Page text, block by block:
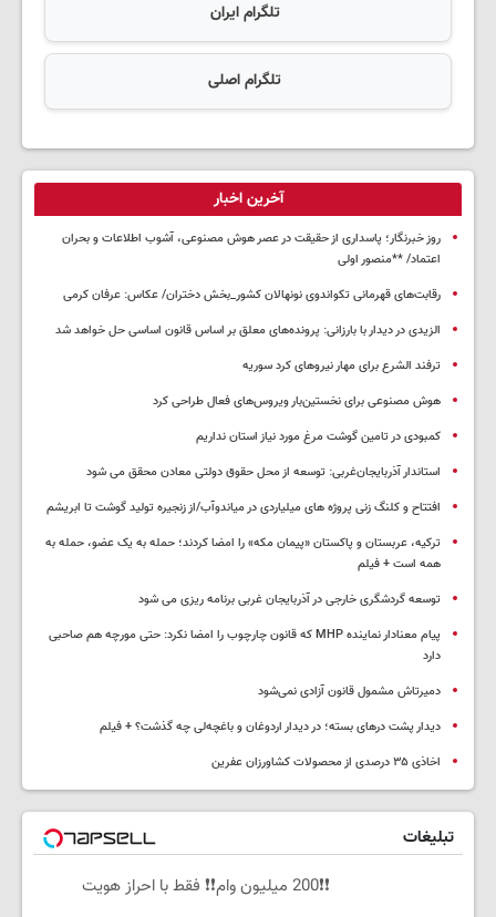
تلگرام ایران
تلگرام اصلی
آخرین اخبار
روز خبرنگار؛ پاسداری از حقیقت در عصر هوش مصنوعی، آشوب اطلاعات و بحران
اعتماد/ **منصور اولی
رقابت‌های قهرمانی تکواندوی نونهالان کشور_بخش دختران/ عکاس: عرفان کرمی
الزیدی در دیدار با بارزانی: پرونده‌های معلق بر اساس قانون اساسی حل خواهد شد
ترفند الشرع برای مهار نیروهای کرد سوریه
هوش مصنوعی برای نخستین‌بار ویروس‌های فعال طراحی کرد
کمبودی در تامین گوشت مرغ مورد نیاز استان نداریم
استاندار آذربایجان‌غربی: توسعه از محل حقوق دولتی معادن محقق می شود
افتتاح و کلنگ زنی پروژه های میلیاردی در میاندوآب/از زنجیره تولید گوشت تا ابریشم
ترکیه، عربستان و پاکستان «پیمان مکه» را امضا کردند؛ حمله به یک عضو، حمله به
همه است + فیلم
توسعه گردشگری خارجی در آذربایجان غربی برنامه ریزی می شود
پیام معنادار نماینده MHP که قانون چارچوب را امضا نکرد: حتی مورچه هم صاحبی
دارد
دمیرتاش مشمول قانون آزادی نمی‌شود
دیدار پشت درهای بسته؛ در دیدار اردوغان و باغچه‌لی چه گذشت؟ + فیلم
اخاذی ۳۵ درصدی از محصولات کشاورزان عفرین
تبلیغات
❗❗200 میلیون وام❗❗ فقط با احراز هویت